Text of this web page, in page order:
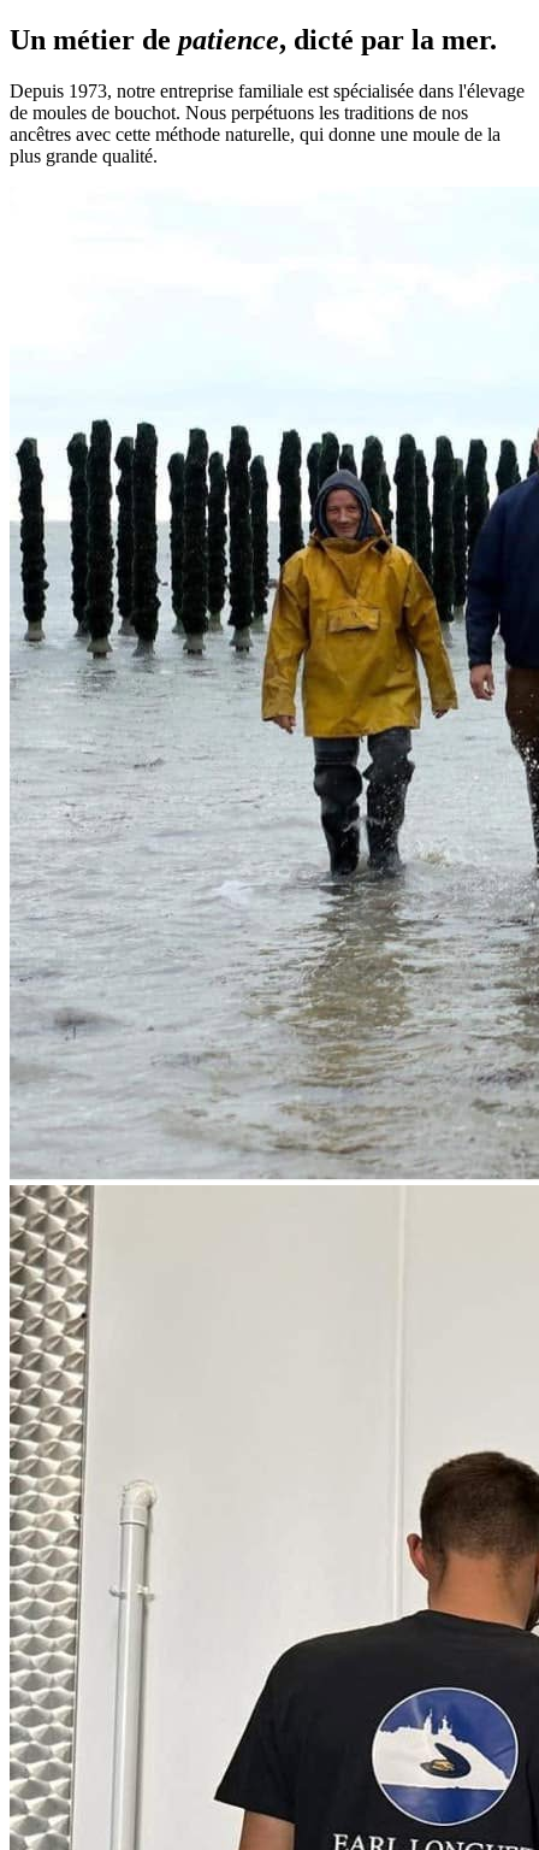
Un métier de patience, dicté par la mer.
Depuis 1973, notre entreprise familiale est spécialisée dans l'élevage
de moules de bouchot. Nous perpétuons les traditions de nos
ancêtres avec cette méthode naturelle, qui donne une moule de la
plus grande qualité.